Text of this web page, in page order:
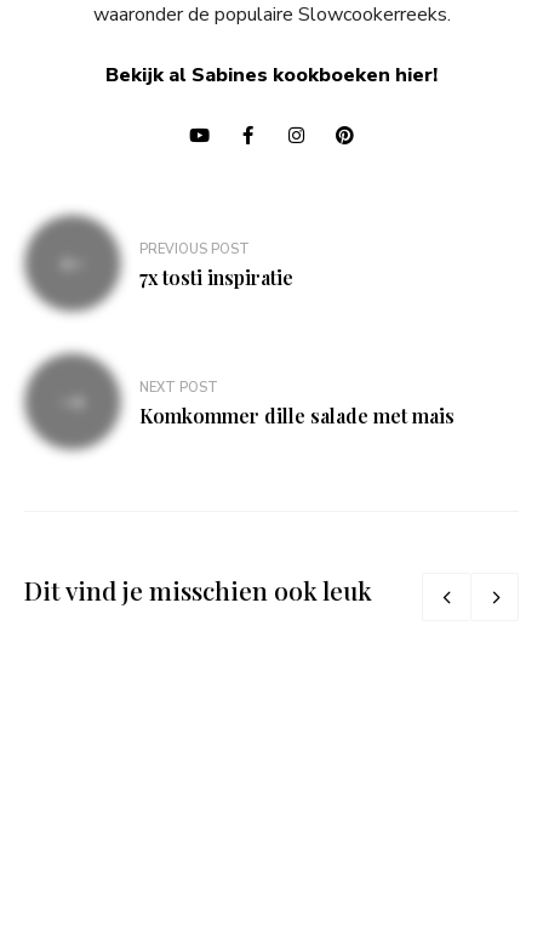
waaronder de populaire Slowcookerreeks.
Bekijk al Sabines kookboeken hier!
Bericht
navigatie
PREVIOUS POST
7x tosti inspiratie
NEXT POST
Komkommer dille salade met mais
Dit vind je misschien ook leuk